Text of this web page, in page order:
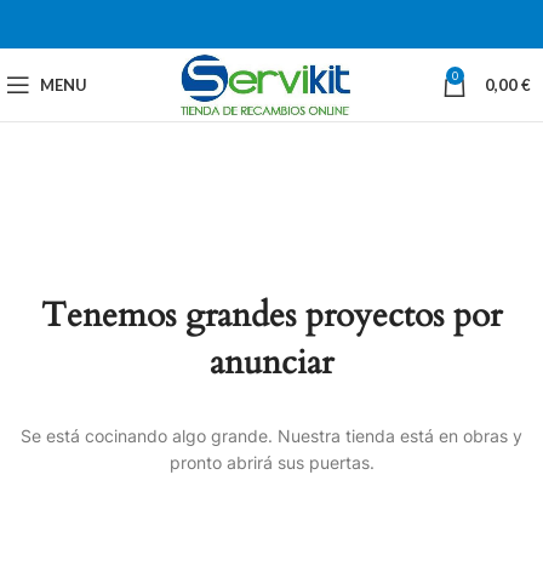
MENU 0 0,00€
Tenemos grandes proyectos por
anunciar
Se está cocinando algo grande. Nuestra tienda está en obras y
pronto abrirá sus puertas.